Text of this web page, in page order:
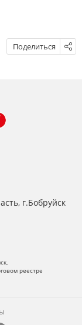
Поделиться
г.Бобруйск
реестре